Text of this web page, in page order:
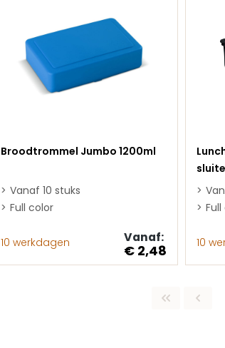
Broodtrommel Jumbo 1200ml
Vanaf 10 stuks
Full color
10 werkdagen Vanaf:
€ 2,48 10